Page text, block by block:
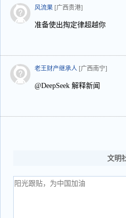
风流果 [广西贵港]
准备使出掏定律超越你
老王财产继承人 [广西南宁]
@DeepSeek 解释新闻
文明